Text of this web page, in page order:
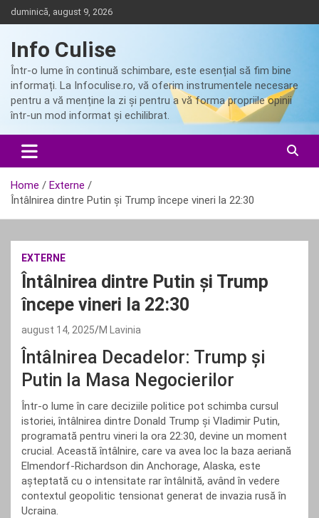
Skip
to
duminică, august 9, 2026
Info Culise
Într-o lume în continuă schimbare, este esențial să fim bine
informați. La Infoculise.ro, vă oferim instrumentele necesare
pentru a vă menține la zi și pentru a vă forma propriile opinii
într-un mod informat și echilibrat.
Home
Externe
Întâlnirea dintre Putin și Trump începe vineri la 22:30
EXTERNE
Întâlnirea dintre Putin și Trump
începe vineri la 22:30
august 14, 2025 M Lavinia
Întâlnirea Decadelor: Trump și
Putin la Masa Negocierilor
Într-o lume în care deciziile politice pot schimba cursul
istoriei, întâlnirea dintre Donald Trump și Vladimir Putin,
programată pentru vineri la ora 22:30, devine un moment
crucial. Această întâlnire, care va avea loc la baza aeriană
Elmendorf-Richardson din Anchorage, Alaska, este
așteptată cu o intensitate rar întâlnită, având în vedere
contextul geopolitic tensionat generat de invazia rusă în
Ucraina.